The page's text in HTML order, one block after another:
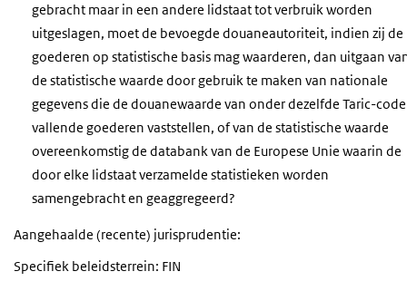
gebracht maar in een andere lidstaat tot verbruik worden
uitgeslagen, moet de bevoegde douaneautoriteit, indien zij de
goederen op statistische basis mag waarderen, dan uitgaan
de statistische waarde door gebruik te maken van nationale
gegevens die de douanewaarde van onder dezelfde Taric-code
vallende goederen vaststellen, of van de statistische waarde
overeenkomstig de databank van de Europese Unie waarin de
door elke lidstaat verzamelde statistieken worden
samengebracht en geaggregeerd?
Aangehaalde (recente) jurisprudentie:
Specifiek beleidsterrein: FIN